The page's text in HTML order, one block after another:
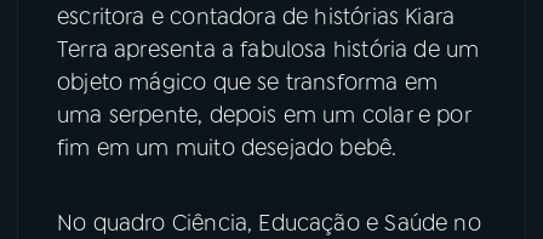
escritora e contadora de histórias Kiara
Terra apresenta a fabulosa história de um
objeto mágico que se transforma em
uma serpente, depois em um colar e por
fim em um muito desejado bebê.
No quadro Ciência, Educação e Saúde no